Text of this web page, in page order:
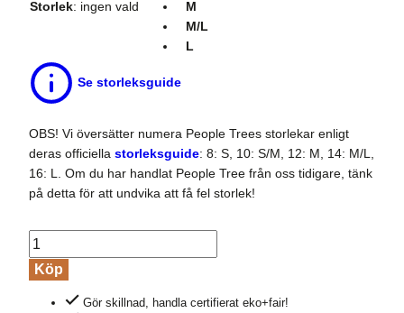
Storlek: ingen vald
M
M/L
L
Se storleksguide
OBS! Vi översätter numera People Trees storlekar enligt
deras officiella storleksguide: 8: S, 10: S/M, 12: M, 14: M/L,
16: L. Om du har handlat People Tree från oss tidigare, tänk
på detta för att undvika att få fel storlek!
Tröja
polo
LAILA
Köp
Gör skillnad, handla certifierat eko+fair!